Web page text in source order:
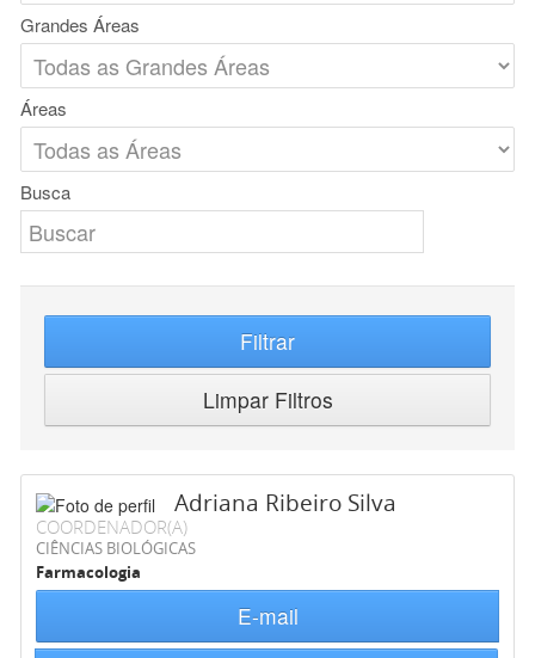
Grandes Áreas
Áreas
Busca
Filtrar
Limpar Filtros
Adriana Ribeiro Silva
COORDENADOR(A)
CIÊNCIAS BIOLÓGICAS
Farmacologia
E-mail